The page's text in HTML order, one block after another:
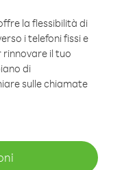
la flessibilità di
i telefoni fissi e
rinnovare il tuo
di
sulle chiamate